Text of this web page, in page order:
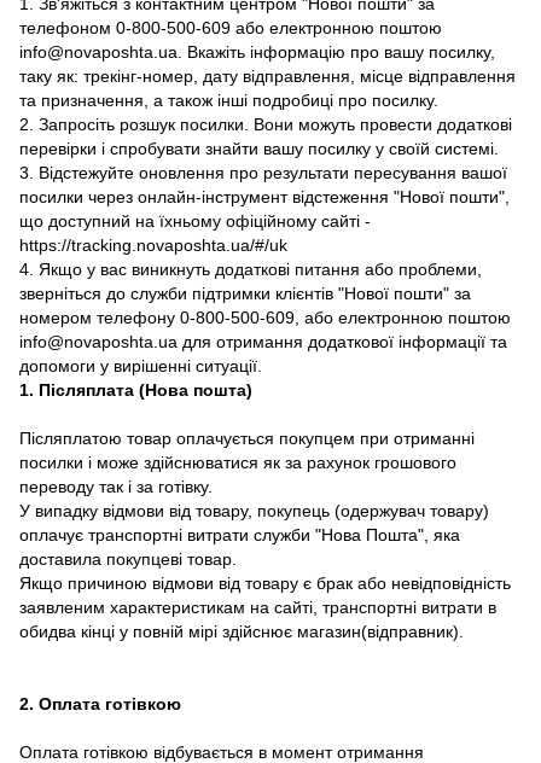
телефоном 0-800-500-609 або електронною поштою
info@novaposhta.ua. Вкажіть інформацію про вашу посилку,
таку як: трекінг-номер, дату відправлення, місце відправлення
та призначення, а також інші подробиці про посилку.
2. Запросіть розшук посилки. Вони можуть провести додаткові
перевірки і спробувати знайти вашу посилку у своїй системі.
3. Відстежуйте оновлення про результати пересування вашої
посилки через онлайн-інструмент відстеження "Нової пошти",
що доступний на їхньому офіційному сайті -
https://tracking.novaposhta.ua/#/uk
4. Якщо у вас виникнуть додаткові питання або проблеми,
зверніться до служби підтримки клієнтів "Нової пошти" за
номером телефону 0-800-500-609, або електронною поштою
info@novaposhta.ua для отримання додаткової інформації та
допомоги у вирішенні ситуації.
1. Післяплата (Нова пошта)
Післяплатою товар оплачується покупцем при отриманні
посилки і може здійснюватися як за рахунок грошового
переводу так і за готівку.
У випадку відмови від товару, покупець (одержувач товару)
оплачує транспортні витрати служби "Нова Пошта", яка
доставила покупцеві товар.
Якщо причиною відмови від товару є брак або невідповідність
заявленим характеристикам на сайті, транспортні витрати в
обидва кінці у повній мірі здійснює магазин(відправник).
2. Оплата готівкою
Оплата готівкою відбувається в момент отримання